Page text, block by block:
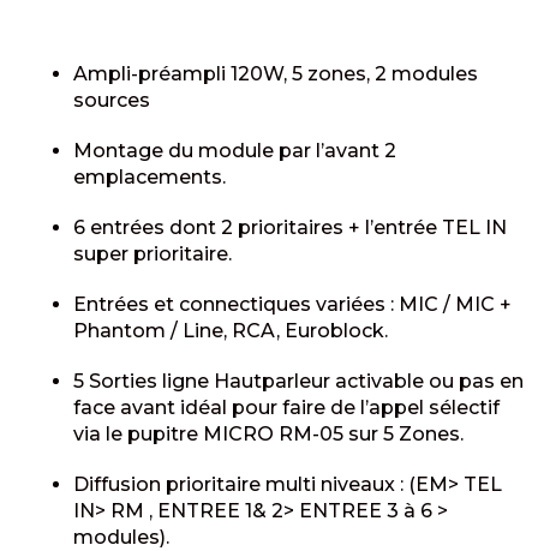
Ampli-préampli 120W, 5 zones, 2 modules
sources
Montage du module par l’avant 2
emplacements.
6 entrées dont 2 prioritaires + l’entrée TEL IN
super prioritaire.
Entrées et connectiques variées : MIC / MIC +
Phantom / Line, RCA, Euroblock.
5 Sorties ligne Hautparleur activable ou pas en
face avant idéal pour faire de l’appel sélectif
via le pupitre MICRO RM-05 sur 5 Zones.
Diffusion prioritaire multi niveaux : (EM> TEL
IN> RM , ENTREE 1& 2> ENTREE 3 à 6 >
modules).